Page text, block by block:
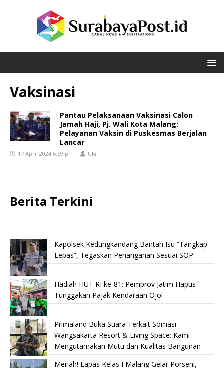
Vaksinasi
Pantau Pelaksanaan Vaksinasi Calon
Jamah Haji, Pj. Wali Kota Malang:
Pelayanan Vaksin di Puskesmas Berjalan
Lancar
17 April 2024 6:59 pm Uki
Berita Terkini
Kapolsek Kedungkandang Bantah Isu “Tangkap
Lepas”, Tegaskan Penanganan Sesuai SOP
Hadiah HUT RI ke-81: Pemprov Jatim Hapus
Tunggakan Pajak Kendaraan Ojol
Primaland Buka Suara Terkait Somasi
Wangsakarta Resort & Living Space: Kami
Mengutamakan Mutu dan Kualitas Bangunan
Meriah! Lapas Kelas I Malang Gelar Porseni,